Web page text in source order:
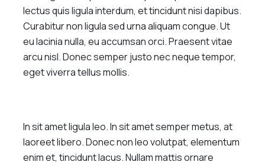
lectus quis ligula interdum, et tincidunt nisi dapibus.
Curabitur non ligula sed urna aliquam congue. Ut
eu lacinia nulla, eu accumsan orci. Praesent vitae
arcu nisl. Donec semper justo nec neque tempor,
eget viverra tellus mollis.
In sit amet ligula leo. In sit amet semper metus, at
laoreet libero. Donec non leo volutpat, elementum
enim et, tincidunt lacus. Nullam mattis ornare